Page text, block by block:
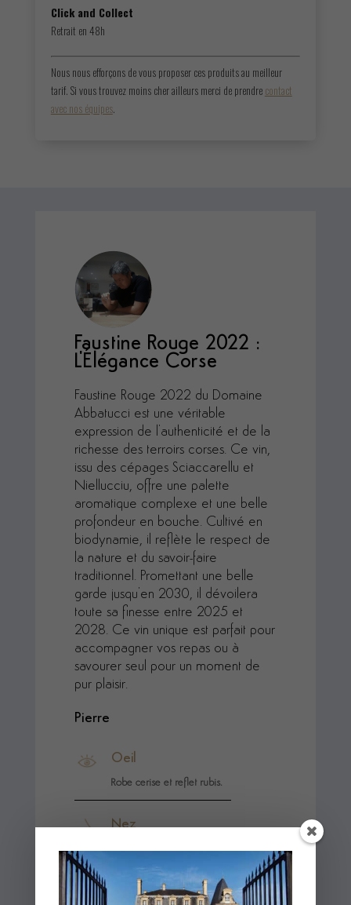
Click and Collect
Retrait en 48h
Nous nous efforçons de vous proposer ces produits au meilleur
tarif. Si vous trouvez moins cher ailleurs merci de prendrecontact
avec nos équipes.
Faustine Rouge 2022 :
L'Élégance Corse
Faustine Rouge 2022 du Domaine
Abbatucci est une véritable
expression de l'authenticité et de la
richesse des terroirs corses. Ce vin,
issu des cépages Sciaccarellu et
Niellucciu, offre une palette
aromatique complexe et une belle
profondeur en bouche. Cultivé en
biodynamie, il reflète le respect de
la nature et du savoir-faire
traditionnel. Promettant une belle
garde jusqu'en 2030, il dévoilera
toute sa finesse entre 2025 et
2028. Ce vin unique est parfait pour
accompagner vos repas ou à
savourer seul pour un moment de
pur plaisir.
Pierre
Oeil
Robe cerise et reflet rubis.
Nez
Nez aux notes de fruits rouges et aux
arômes de baies sauvages (myrte), de
poivre et d’épices.